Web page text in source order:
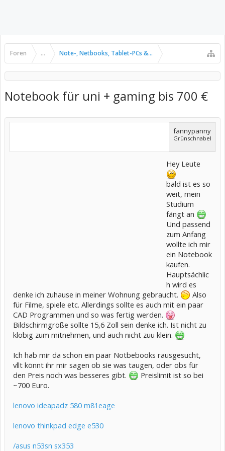
Foren ... Note-, Netbooks, Tablet-PCs & Pads
Notebook für uni + gaming bis 700 €
fannypanny
Grünschnabel
Hey Leute
bald ist es so
weit, mein
Studium
fängt an
Und passend
zum Anfang
wollte ich mir
ein Notebook
kaufen.
Hauptsächlic
h wird es
denke ich zuhause in meiner Wohnung gebraucht.
Also
für Filme, spiele etc. Allerdings sollte es auch mit ein paar
CAD Programmen und so was fertig werden.
Bildschirmgröße sollte 15,6 Zoll sein denke ich. Ist nicht zu
klobig zum mitnehmen, und auch nicht zuu klein.
Ich hab mir da schon ein paar Notbebooks rausgesucht,
vllt könnt ihr mir sagen ob sie was taugen, oder obs für
den Preis noch was besseres gibt.
Preislimit ist so bei
~700 Euro.
lenovo ideapadz 580 m81eage
lenovo thinkpad edge e530
/asus n53sn sx353